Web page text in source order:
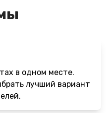
в одном месте.
лучший вариант